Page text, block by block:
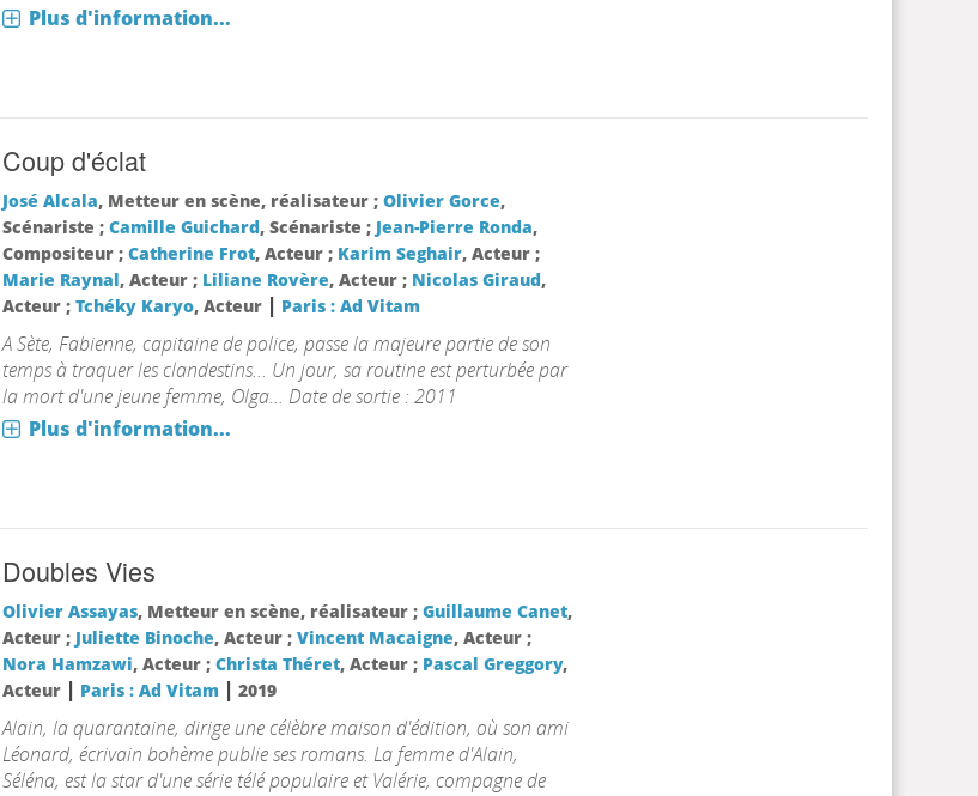
Plus d'information...
Coup d'éclat
José Alcala, Metteur en scène, réalisateur ; Olivier Gorce,
Scénariste ; Camille Guichard, Scénariste ; Jean-Pierre Ronda,
Compositeur ; Catherine Frot, Acteur ; Karim Seghair, Acteur ;
Marie Raynal, Acteur ; Liliane Rovère, Acteur ; Nicolas Giraud,
Acteur ; Tchéky Karyo, Acteur | Paris : Ad Vitam
A Sète, Fabienne, capitaine de police, passe la majeure partie de son
temps à traquer les clandestins... Un jour, sa routine est perturbée par
la mort d'une jeune femme, Olga... Date de sortie : 2011
Plus d'information...
Doubles Vies
Olivier Assayas, Metteur en scène, réalisateur ; Guillaume Canet,
Acteur ; Juliette Binoche, Acteur ; Vincent Macaigne, Acteur ;
Nora Hamzawi, Acteur ; Christa Théret, Acteur ; Pascal Greggory,
Acteur | Paris : Ad Vitam | 2019
Alain, la quarantaine, dirige une célèbre maison d'édition, où son ami
Léonard, écrivain bohème publie ses romans. La femme d'Alain,
Séléna, est la star d'une série télé populaire et Valérie, compagne de